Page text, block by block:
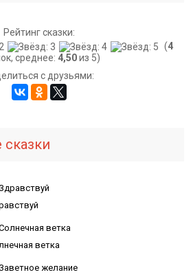
Рейтинг сказки:
(4
среднее: 4,50из 5)
с друзьями:
сказки
ветка